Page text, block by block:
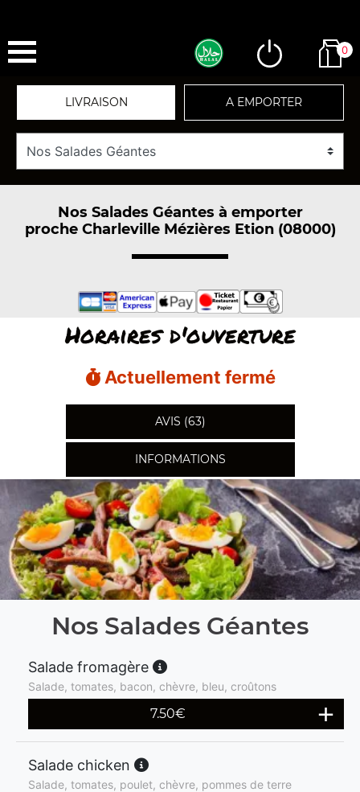
0
LIVRAISON A EMPORTER
Nos Salades Géantes à emporter
proche Charleville Mézières Etion (08000)
Horaires d'ouverture
Actuellement fermé
AVIS (63)
INFORMATIONS
Nos Salades Géantes
Salade fromagère
Salade, tomates, bacon, chèvre, bleu, croûtons
7.50€
Salade chicken
Salade, tomates, poulet, chèvre, pommes de terre